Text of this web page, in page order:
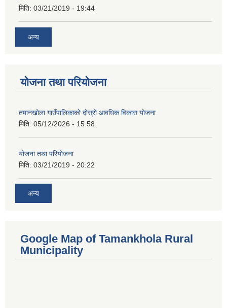
मिति: 03/21/2019 - 19:44
अन्य
योजना तथा परियोजना
तमानखोला गाउँपालिकाको दोस्रो आवधिक विकास योजना
मिति: 05/12/2026 - 15:58
योजना तथा परियोजना
मिति: 03/21/2019 - 20:22
अन्य
Google Map of Tamankhola Rural
Municipality